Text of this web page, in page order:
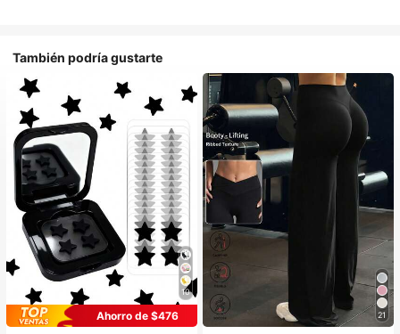
También podría gustarte
10
Ahorro de $476
21